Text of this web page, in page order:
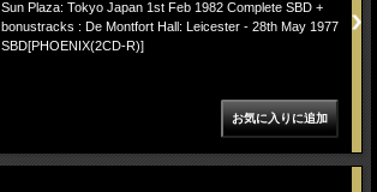
Sun Plaza: Tokyo Japan 1st Feb 1982 Complete SBD +
bonustracks : De Montfort Hall: Leicester - 28th May 1977
SBD[PHOENIX(2CD-R)]